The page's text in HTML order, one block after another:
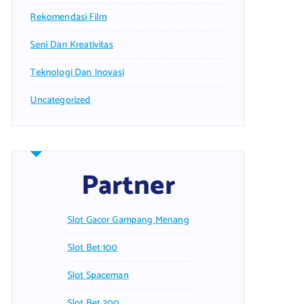
Rekomendasi Film
Seni Dan Kreativitas
Teknologi Dan Inovasi
Uncategorized
Partner
Slot Gacor Gampang Menang
Slot Bet 100
Slot Spaceman